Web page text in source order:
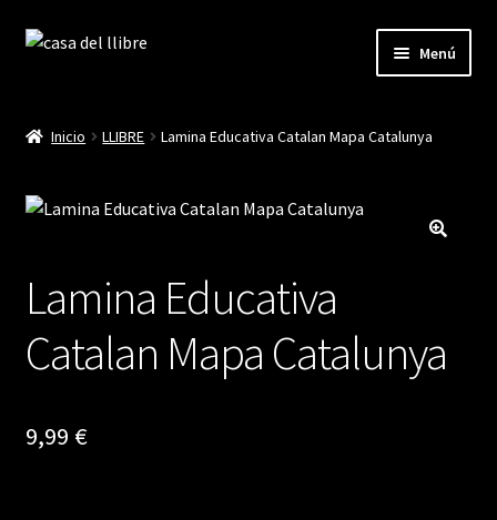
Ir
navegación
Ir
Menú
Finalitzar compra
La meva compte
Inicio LLIBRE Lamina Educativa Catalan Mapa Catalunya
Lamina Educativa
Catalan Mapa Catalunya
9,99 €